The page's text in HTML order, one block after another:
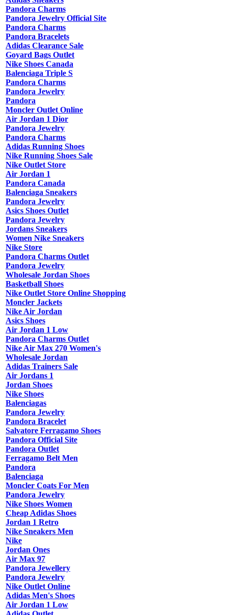
Pandora Charms
Pandora Jewelry Official Site
Pandora Charms
Pandora Bracelets
Adidas Clearance Sale
Goyard Bags Outlet
Nike Shoes Canada
Balenciaga Triple S
Pandora Charms
Pandora Jewelry
Pandora
Moncler Outlet Online
Air Jordan 1 Dior
Pandora Jewelry
Pandora Charms
Adidas Running Shoes
Nike Running Shoes Sale
Nike Outlet Store
Air Jordan 1
Pandora Canada
Balenciaga Sneakers
Pandora Jewelry
Asics Shoes Outlet
Pandora Jewelry
Jordans Sneakers
Women Nike Sneakers
Nike Store
Pandora Charms Outlet
Pandora Jewelry
Wholesale Jordan Shoes
Basketball Shoes
Nike Outlet Store Online Shopping
Moncler Jackets
Nike Air Jordan
Asics Shoes
Air Jordan 1 Low
Pandora Charms Outlet
Nike Air Max 270 Women's
Wholesale Jordan
Adidas Trainers Sale
Air Jordans 1
Jordan Shoes
Nike Shoes
Balenciagas
Pandora Jewelry
Pandora Bracelet
Salvatore Ferragamo Shoes
Pandora Official Site
Pandora Outlet
Ferragamo Belt Men
Pandora
Balenciaga
Moncler Coats For Men
Pandora Jewelry
Nike Shoes Women
Cheap Adidas Shoes
Jordan 1 Retro
Nike Sneakers Men
Nike
Jordan Ones
Air Max 97
Pandora Jewellery
Pandora Jewelry
Nike Outlet Online
Adidas Men's Shoes
Air Jordan 1 Low